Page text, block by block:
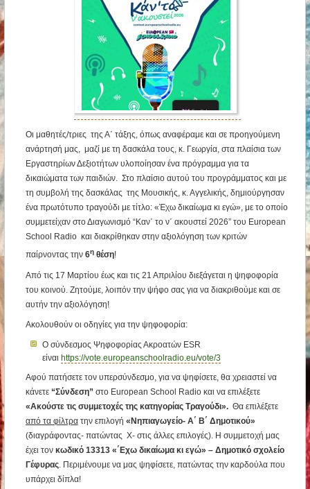
Οι μαθητές/τριες της Α΄ τάξης, όπως αναφέραμε και σε προηγούμενη
ανάρτησή μας, μαζί με τη δασκάλα τους, κ. Γεωργία, στα πλαίσια των
Εργαστηρίων Δεξιοτήτων υλοποίησαν ένα πρόγραμμα για τα
δικαιώματα των παιδιών. Στο πλαίσιο αυτού του προγράμματος και με
τη συμβολή της δασκάλας της Μουσικής, κ. Αγγελικής, δημιούργησαν
ένα πρωτότυπο τραγούδι με τίτλο: «Έχω δικαίωμα κι εγώ», με το οποίο
συμμετείχαν στο Διαγωνισμό “Καν΄ το ν΄ ακουστεί 2026” του European
School Radio και διακρίθηκαν στην αξιολόγηση των κριτών
παίρνοντας την 6ηθέση!
Από τις 17 Μαρτίου έως και τις 21 Απριλίου διεξάγεται η ψηφοφορία
του κοινού. Ζητούμε, λοιπόν την ψήφο σας για να διακριθούμε και σε
αυτήν την αξιολόγηση!
Ακολουθούν οι οδηγίες για την ψηφοφορία:
Ο σύνδεσμος Ψηφοφορίας Ακροατών ESR
είναι https://vote.europeanschoolradio.eu/vote/3
Αφού πατήσετε τον υπερσύνδεσμο, για να ψηφίσετε, θα χρειαστεί να
κάνετε “Σύνδεση” στο European School Radio και να επιλέξετε
«Ακούστε τις συμμετοχές της κατηγορίας Τραγούδι». Θα επιλέξετε
από τα φίλτρατην επιλογή «Νηπιαγωγείο- Α΄ Β΄ Δημοτικού»
(διαγράφοντας- πατώντας Χ- στις άλλες επιλογές). Η συμμετοχή μας
έχει τον κωδικό 13313 «΄Εχω δικαίωμα κι εγώ» – Δημοτικό σχολείο
Γέφυρας. Περιμένουμε να μας ψηφίσετε, πατώντας την καρδούλα που
υπάρχει δίπλα!